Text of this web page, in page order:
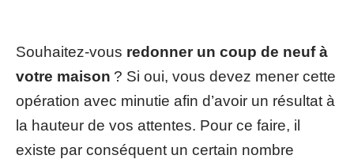
Souhaitez-vous redonner un coup de neuf à
votre maison ? Si oui, vous devez mener cette
opération avec minutie afin d’avoir un résultat à
la hauteur de vos attentes. Pour ce faire, il
existe par conséquent un certain nombre